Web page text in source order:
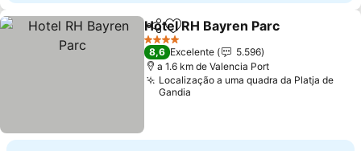
PartilharAdicionar aos favoritos
Hotel RH Bayren Parc
4 Estrelas
8,6 Excelente
5.596
a 1.6 km de Valencia Port
Localização a uma quadra da Platja de
Gandia